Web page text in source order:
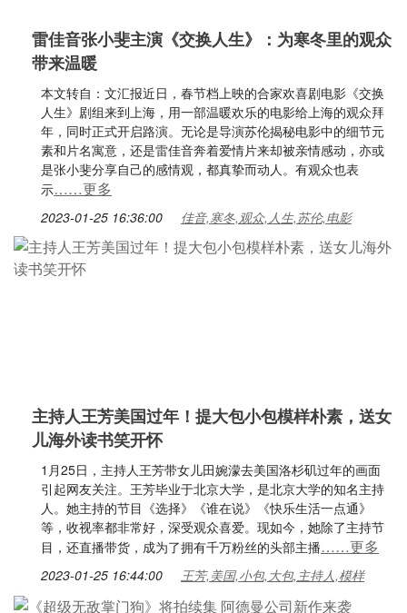
雷佳音张小斐主演《交换人生》：为寒冬里的观众
带来温暖
本文转自：文汇报近日，春节档上映的合家欢喜剧电影《交换
人生》剧组来到上海，用一部温暖欢乐的电影给上海的观众拜
年，同时正式开启路演。无论是导演苏伦揭秘电影中的细节元
素和片名寓意，还是雷佳音奔着爱情片来却被亲情感动，亦或
是张小斐分享自己的感情观，都真挚而动人。有观众也表
示……更多
2023-01-25 16:36:00 佳音,寒冬,观众,人生,苏伦,电影
主持人王芳美国过年！提大包小包模样朴素，送女
儿海外读书笑开怀
1月25日，主持人王芳带女儿田婉濛去美国洛杉矶过年的画面
引起网友关注。王芳毕业于北京大学，是北京大学的知名主持
人。她主持的节目《选择》《谁在说》《快乐生活一点通》
等，收视率都非常好，深受观众喜爱。现如今，她除了主持节
目，还直播带货，成为了拥有千万粉丝的头部主播……更多
2023-01-25 16:44:00 王芳,美国,小包,大包,主持人,模样